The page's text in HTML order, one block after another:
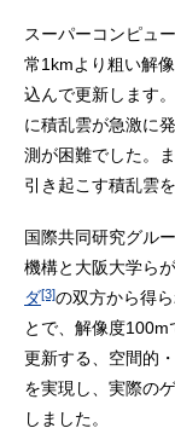
スーパーコンピュ
常1kmより粗い解
込んで更新します
に積乱雲が急激に
測が困難でした。
引き起こす積乱雲
国際共同研究グル
機構と大阪大学ら
ダ[3]の双方から得
とで、解像度
更新する、空間的
を実現し、実際の
しました。